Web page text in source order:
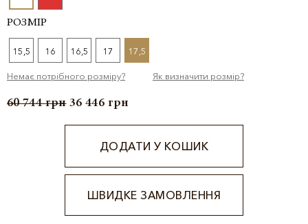
РОЗМІР
15,5 16 16,5 17 17,5
Немає потрібного розміру? Як визначити розмір?
60 744грн 36 446 грн
ДОДАТИ У КОШИК
ШВИДКЕ ЗАМОВЛЕННЯ